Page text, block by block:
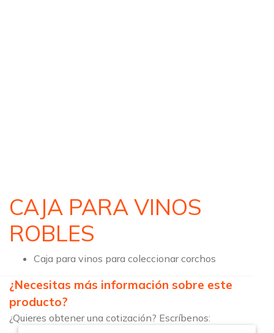
CAJA PARA VINOS
ROBLES
Caja para vinos para coleccionar corchos
¿Necesitas más información sobre este
producto?
¿Quieres obtener una cotización? Escríbenos: